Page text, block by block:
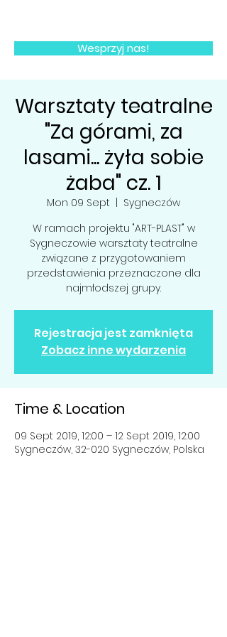
Wesprzyj nas!
Warsztaty teatralne
"Za górami, za
lasami... żyła sobie
żaba" cz. 1
Mon 09 Sept
Sygneczów
W ramach projektu "ART-PLAST" w
Sygneczowie warsztaty teatralne
związane z przygotowaniem
przedstawienia przeznaczone dla
najmłodszej grupy.
Rejestracja jest zamknięta
Zobacz inne wydarzenia
Time & Location
09 Sept 2019, 12:00 – 12 Sept 2019, 12:00
Sygneczów, 32-020 Sygneczów, Polska